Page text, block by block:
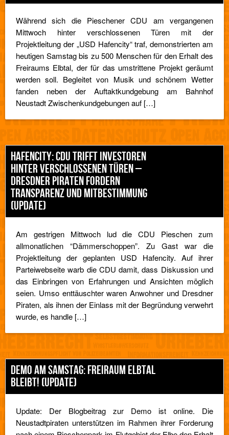
Während sich die Pieschener CDU am vergangenen
Mittwoch hinter verschlossenen Türen mit der
Projektleitung der „USD Hafencity“ traf, demonstrierten am
heutigen Samstag bis zu 500 Menschen für den Erhalt des
Freiraums Elbtal, der für das umstrittene Projekt geräumt
werden soll. Begleitet von Musik und schönem Wetter
fanden neben der Auftaktkundgebung am Bahnhof
Neustadt Zwischenkundgebungen auf […]
HAFENCITY: CDU TRIFFT INVESTOREN
HINTER VERSCHLOSSENEN TÜREN –
DRESDNER PIRATEN FORDERN
TRANSPARENZ UND MITBESTIMMUNG
(UPDATE)
Am gestrigen Mittwoch lud die CDU Pieschen zum
allmonatlichen “Dämmerschoppen”. Zu Gast war die
Projektleitung der geplanten USD Hafencity. Auf ihrer
Parteiwebseite warb die CDU damit, dass Diskussion und
das Einbringen von Erfahrungen und Ansichten möglich
seien. Umso enttäuschter waren Anwohner und Dresdner
Piraten, als ihnen der Einlass mit der Begründung verwehrt
wurde, es handle […]
DEMO AM SAMSTAG: FREIRAUM ELBTAL
BLEIBT! (UPDATE)
Update: Der Blogbeitrag zur Demo ist online. Die
Neustadtpiraten unterstützen im Rahmen ihrer Forderung